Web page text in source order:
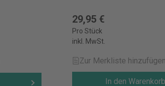
29,95 €
Pro Stück
inkl. MwSt.
Zur Merkliste hinzufügen
In den Warenkorb